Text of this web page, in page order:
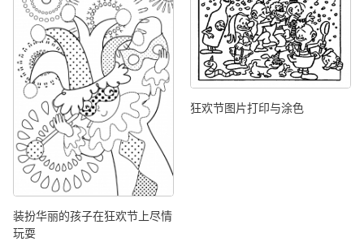
装扮华丽的孩子在狂欢节上尽情
玩耍
狂欢节图片打印与涂色